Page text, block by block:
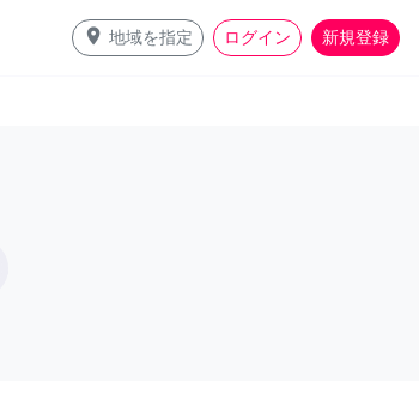
place 地域を指定 ログイン 新規登録